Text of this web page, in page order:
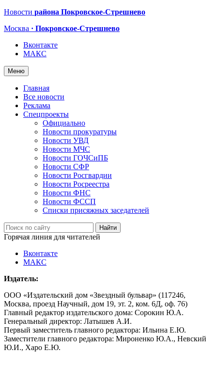
Новости района Покровское-Стрешнево
Москва · Покровское-Стрешнево
Вконтакте
МАКС
Меню
Главная
Все новости
Реклама
Спецпроекты
Официально
Новости прокуратуры
Новости УВД
Новости МЧС
Новости ГОЧСиПБ
Новости СФР
Новости Росгвардии
Новости Росреестра
Новости ФНС
Новости ФССП
Списки присяжных заседателей
Горячая линия для читателей
Вконтакте
МАКС
Издатель:
ООО «Издательский дом «Звездный бульвар» (117246,
Москва, проезд Научный, дом 19, эт. 2, ком. 6Д, оф. 76)
Главный редактор издательского дома: Сорокин Ю.А.
Генеральный директор: Латышев А.И.
Первый заместитель главного редактора: Ильина Е.Ю.
Заместители главного редактора: Мироненко Ю.А., Невский
Ю.И., Харо Е.Ю.